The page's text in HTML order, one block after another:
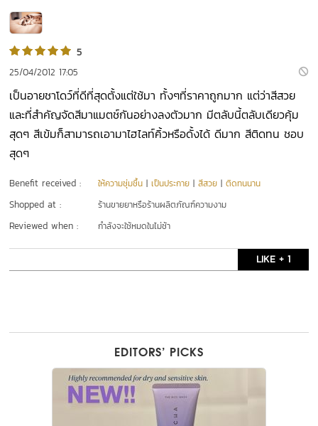
5
25/04/2012 17:05
เป็นอายชาโดว์ที่ดีที่สุดตั้งแต่ใช้มา ทั้งๆที่ราคาถูกมาก แต่ว่าสีสวย
และที่สำคัญจัดสีมาแมตช์กันอย่างลงตัวมาก มีตลับนี้ตลับเดียวคุ้ม
สุดๆ สีเข้มก็สามารถเอามาไฮไลท์คิ้วหรือดั้งได้ ดีมาก สีติดทน ชอบ
สุดๆ
Benefit received : ให้ความชุ่มชื้น |เป็นประกาย |สีสวย |ติดทนนาน
Shopped at : ร้านขายยาหรือร้านผลิตภัณฑ์ความงาม
Reviewed when : กำลังจะใช้หมดในไม่ช้า
LIKE + 1
EDITORS’ PICKS